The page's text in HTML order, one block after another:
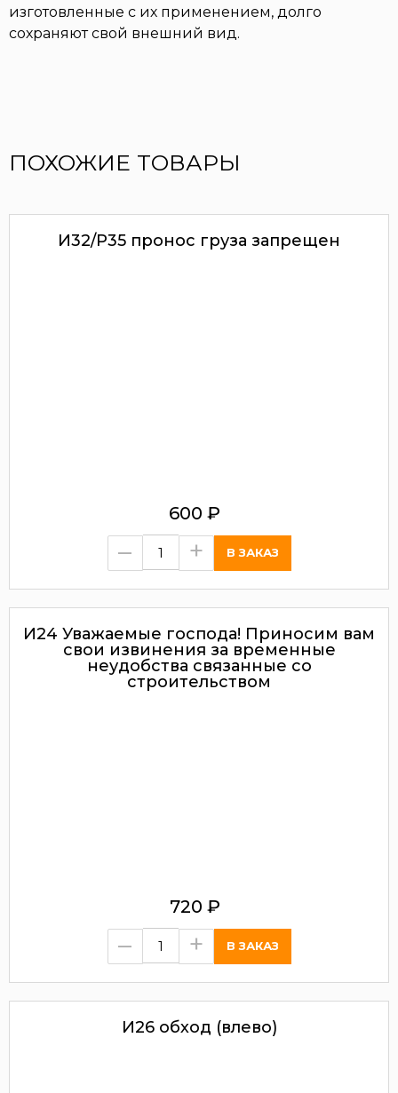
изготовленные с их применением, долго
сохраняют свой внешний вид.
ПОХОЖИЕ ТОВАРЫ
И32/P35 пронос груза запрещен
600 ₽
– +
И24 Уважаемые господа! Приносим вам
свои извинения за временные
неудобства связанные со
строительством
720 ₽
– +
И26 обход (влево)